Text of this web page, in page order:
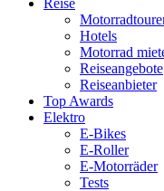
Reise
Hotels
Motorrad
Reiseangebote
Reiseanbieter
Top Awards
Elektro
E-Bikes
E-Roller
E-Motorräder
Tests